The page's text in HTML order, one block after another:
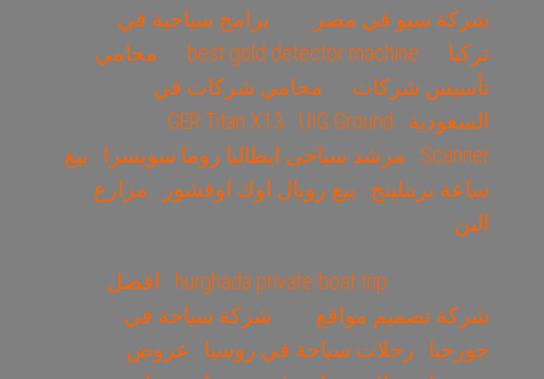
شركة سيو في مصر
برامج سياحية في
تركيا
best gold detector machine
محامي
تأسيس شركات
محامي شركات في
السعودية
GER Titan X13
UIG Ground
Scanner
مرشد سياحى ايطاليا روما سويسرا
بيع
ساعة بريتلينج
بيع رويال اوك اوفشور
مزارع
البن
hurghada private boat trip
افضل
شركة تصميم مواقع
شركة سياحة في
جورجيا
رحلات سياحة في روسيا
عروض